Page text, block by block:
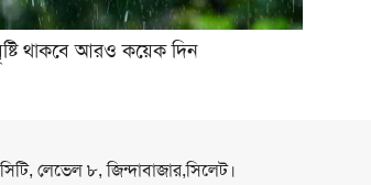
থাকবে আরও কয়েক দিন
লেভেল ৮, জিন্দাবাজার,সিলেট।